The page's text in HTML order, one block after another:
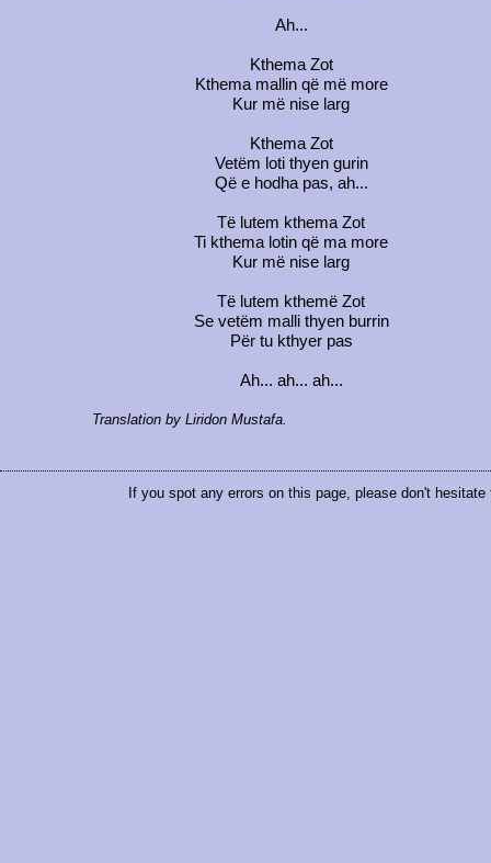
Ah...
Kthema Zot
Kthema mallin që më more
Kur më nise larg
Kthema Zot
Vetëm loti thyen gurin
Që e hodha pas, ah...
Të lutem kthema Zot
Ti kthema lotin që ma more
Kur më nise larg
Të lutem kthemë Zot
Se vetëm malli thyen burrin
Për tu kthyer pas
Ah... ah... ah...
Translation by Liridon Mustafa.
If you spot any errors on this page, please don't